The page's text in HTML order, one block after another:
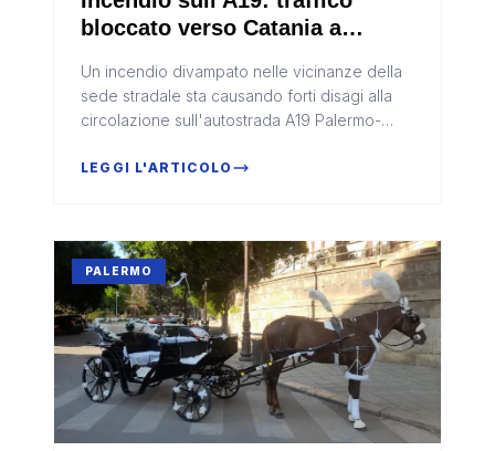
bloccato verso Catania a
Un incendio divampato nelle vicinanze della
sede stradale sta causando forti disagi alla
circolazione sull'autostrada A19 Palermo-
dell'agglomerato industrial...
LEGGI L'ARTICOLO
PALERMO